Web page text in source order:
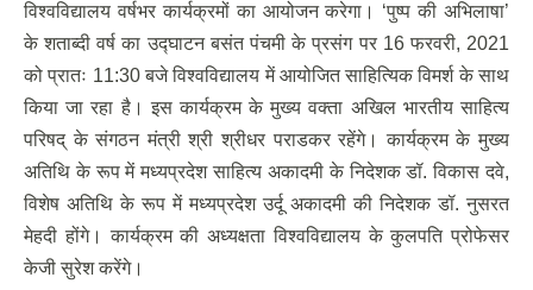
विश्वविद्यालय वर्षभर कार्यक्रमों का आयोजन करेगा। ‘पुष्प की अभिलाषा’
के शताब्दी वर्ष का उद्घाटन बसंत पंचमी के प्रसंग पर 16 फरवरी, 2021
को प्रातः 11:30 बजे विश्वविद्यालय में आयोजित साहित्यिक विमर्श के साथ
किया जा रहा है। इस कार्यक्रम के मुख्य वक्ता अखिल भारतीय साहित्य
परिषद् के संगठन मंत्री श्री श्रीधर पराडकर रहेंगे। कार्यक्रम के मुख्य
अतिथि के रूप में मध्यप्रदेश साहित्य अकादमी के निदेशक डॉ. विकास दवे,
विशेष अतिथि के रूप में मध्यप्रदेश उर्दू अकादमी की निदेशक डॉ. नुसरत
मेहदी होंगे। कार्यक्रम की अध्यक्षता विश्वविद्यालय के कुलपति प्रोफेसर
केजी सुरेश करेंगे।